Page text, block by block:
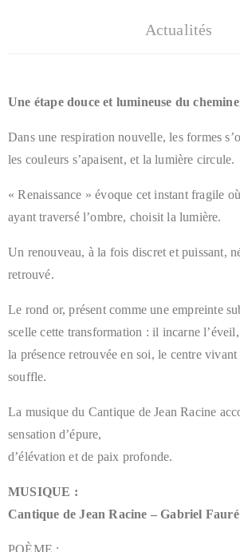
Actualités
Une étape douce et lumineuse du
Dans une respiration nouvelle, les formes
les couleurs s’apaisent, et la lumière circule.
« Renaissance » évoque cet instant fragile
ayant traversé l’ombre, choisit la lumière.
Un renouveau, à la fois discret et puissant,
retrouvé.
Le rond or, présent comme une empreinte
scelle cette transformation : il incarne l’éveil,
la présence retrouvée en soi, le centre vivant
souffle.
La musique du Cantique de Jean Racine
sensation d’épure,
d’élévation et de paix profonde.
MUSIQUE :
Cantique de Jean Racine – Gabriel Fauré